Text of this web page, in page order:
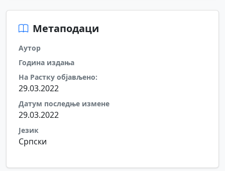
Метаподаци
Аутор
Година издања
На Растку објављено:
29.03.2022
Датум последње измене
29.03.2022
Језик
Српски